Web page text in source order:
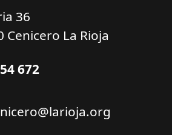
36
Cenicero La Rioja
672